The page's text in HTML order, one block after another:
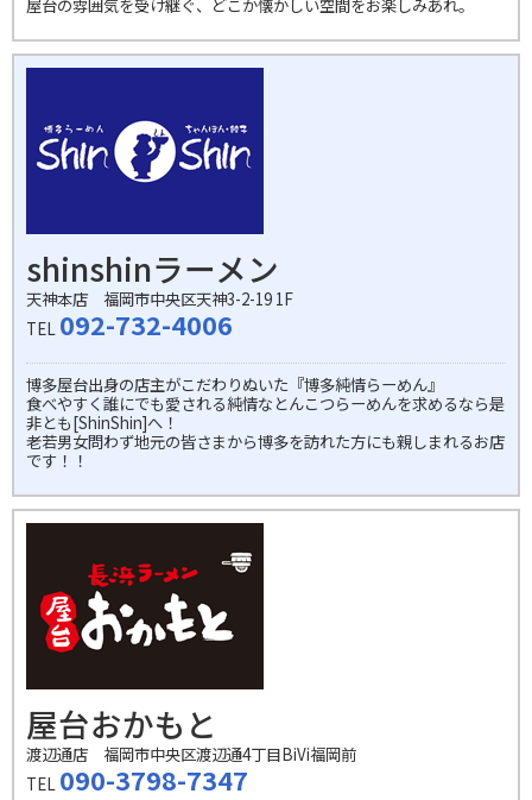
屋台の雰囲気を受け継ぐ、どこか懐かしい空間をお楽しみあれ。
shinshinラーメン
天神本店 福岡市中央区天神3-2-19 1F
TEL 092-732-4006
博多屋台出身の店主がこだわりぬいた『博多純情らーめん』
食べやすく誰にでも愛される純情なとんこつらーめんを求めるなら是
非とも[ShinShin]へ！
老若男女問わず地元の皆さまから博多を訪れた方にも親しまれるお店
です！！
屋台おかもと
渡辺通店 福岡市中央区渡辺通4丁目BiVi福岡前
TEL 090-3798-7347